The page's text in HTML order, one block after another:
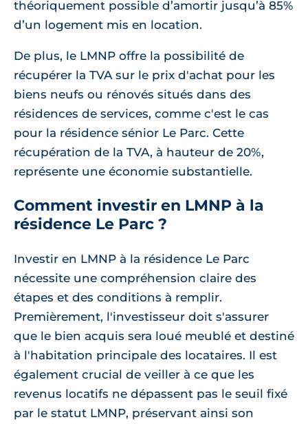
théoriquement possible d’amortir jusqu’à 85%
d’un logement mis en location.
De plus, le LMNP offre la possibilité de
récupérer la TVA sur le prix d'achat pour les
biens neufs ou rénovés situés dans des
résidences de services, comme c'est le cas
pour la résidence sénior Le Parc. Cette
récupération de la TVA, à hauteur de 20%,
représente une économie substantielle.
Comment investir en LMNP à la
résidence Le Parc ?
Investir en LMNP à la résidence Le Parc
nécessite une compréhension claire des
étapes et des conditions à remplir.
Premièrement, l'investisseur doit s'assurer
que le bien acquis sera loué meublé et destiné
à l'habitation principale des locataires. Il est
également crucial de veiller à ce que les
revenus locatifs ne dépassent pas le seuil fixé
par le statut LMNP, préservant ainsi son